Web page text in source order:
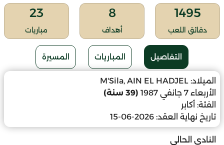
1495
دقائق اللعب
8
أهداف
23
مباريات
التفاصيل المباريات المسيرة
الميلاد: M'Sila, AIN EL HADJEL
الأربعاء 7 جانفي 1987
(39 سنة)
الفئة: أكابر
تاريخ نهاية العقد: 2026-06-15
النادي الحالي